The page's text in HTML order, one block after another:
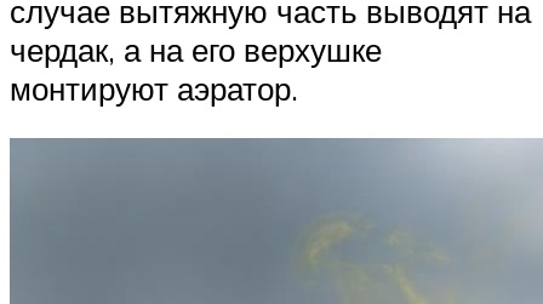
случае вытяжную часть выводят на
чердак, а на его верхушке
монтируют аэратор.